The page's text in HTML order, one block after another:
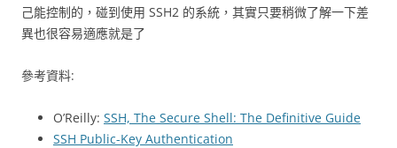
己能控制的，碰到使用 SSH2 的系統，其實只要稍微了解一下差
異也很容易適應就是了
參考資料:
O’Reilly: SSH, The Secure Shell: The Definitive Guide
SSH Public-Key Authentication